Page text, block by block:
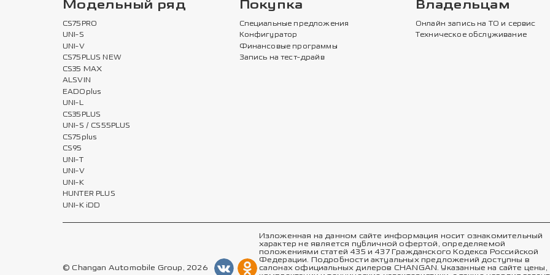
Модельный ряд
CS75PRO
UNI-S
UNI-V
CS75PLUS NEW
CS35 MAX
ALSVIN
EADOplus
UNI-L
CS35PLUS
UNI-S / CS55PLUS
CS75plus
CS95
UNI-T
UNI-V
UNI-K
HUNTER PLUS
UNI-K iDD
Покупка
Специальные предложения
Конфигуратор
Финансовые программы
Запись на тест-драйв
Владельцам
Онлайн запись на ТО и сервис
Техническое обслуживание
© Changan Automobile Group, 2026
Изложенная на данном сайте информация носит ознакомительный
характер не является публичной офертой, определяемой
положениями статей 435 и 437 Гражданского Кодекса Российской
Федерации. Подробности актуальных предложений доступны в
салонах официальных дилеров CHANGAN. Указанные на сайте цены,